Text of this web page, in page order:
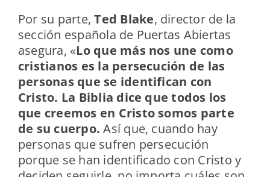
Por su parte,Ted Blake, director de la
sección española de Puertas Abiertas
asegura, «Lo que más nos une como
cristianos es la persecución de las
personas que se identifican con
Cristo. La Biblia dice que todos los
que creemos en Cristo somos parte
de su cuerpo. Así que, cuando hay
personas que sufren persecución
porque se han identificado con Cristo y